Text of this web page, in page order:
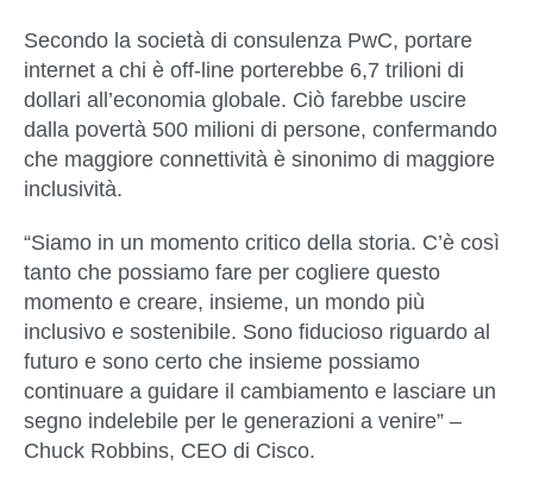
Secondo la società di consulenza PwC, portare
internet a chi è off-line porterebbe 6,7 trilioni di
dollari all’economia globale. Ciò farebbe uscire
dalla povertà 500 milioni di persone, confermando
che maggiore connettività è sinonimo di maggiore
inclusività.
“Siamo in un momento critico della storia. C’è così
tanto che possiamo fare per cogliere questo
momento e creare, insieme, un mondo più
inclusivo e sostenibile. Sono fiducioso riguardo al
futuro e sono certo che insieme possiamo
continuare a guidare il cambiamento e lasciare un
segno indelebile per le generazioni a venire” –
Chuck Robbins, CEO di Cisco.